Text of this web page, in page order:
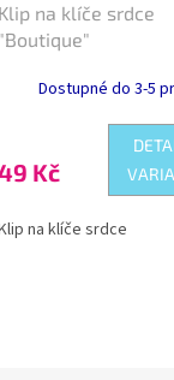
Klip na klíče srdce
"Boutique"
Dostupné do 3-5
Kč
na klíče srdce